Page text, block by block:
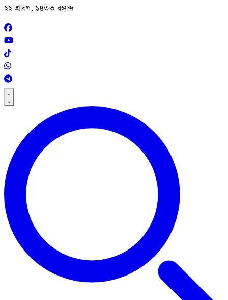
২২ শ্রাবণ, ১৪৩৩ বঙ্গাব্দ